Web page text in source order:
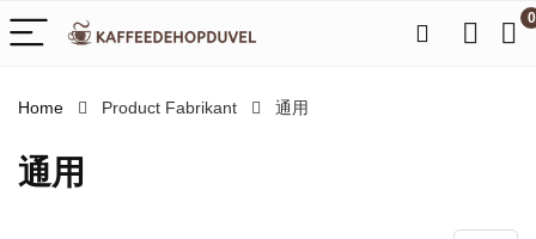
0
Home Product Fabrikant ‎通用
‎通用